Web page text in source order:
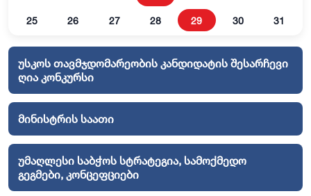
25 26 27 28 29 30 31
უსკოს თავმჯდომარეობის კანდიდატის შესარჩევი
ღია კონკურსი
მინისტრის საათი
უმაღლესი საბჭოს სტრატეგია, სამოქმედო
გეგმები, კონცეფციები